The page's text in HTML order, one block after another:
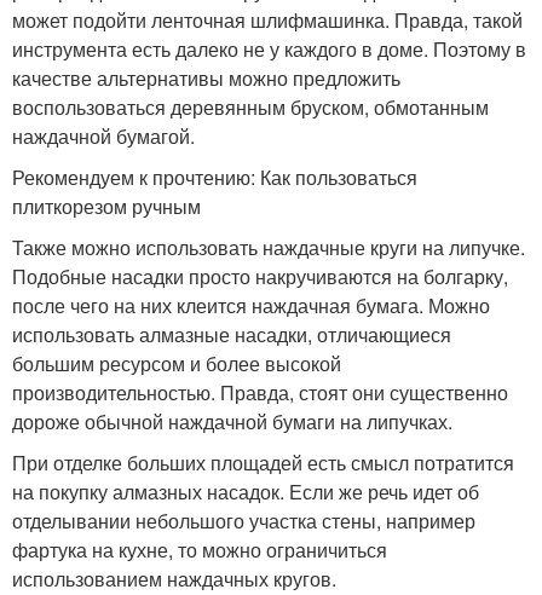
может подойти ленточная шлифмашинка. Правда, такой
инструмента есть далеко не у каждого в доме. Поэтому в
качестве альтернативы можно предложить
воспользоваться деревянным бруском, обмотанным
наждачной бумагой.
Рекомендуем к прочтению: Как пользоваться
плиткорезом ручным
Также можно использовать наждачные круги на липучке.
Подобные насадки просто накручиваются на болгарку,
после чего на них клеится наждачная бумага. Можно
использовать алмазные насадки, отличающиеся
большим ресурсом и более высокой
производительностью. Правда, стоят они существенно
дороже обычной наждачной бумаги на липучках.
При отделке больших площадей есть смысл потратится
на покупку алмазных насадок. Если же речь идет об
отделывании небольшого участка стены, например
фартука на кухне, то можно ограничиться
использованием наждачных кругов.